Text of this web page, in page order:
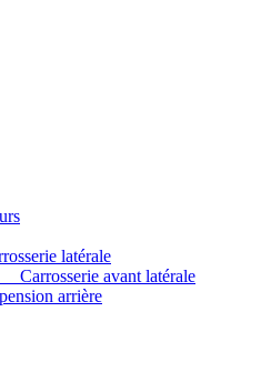
latérale
Carrosserie avant latérale
arrière